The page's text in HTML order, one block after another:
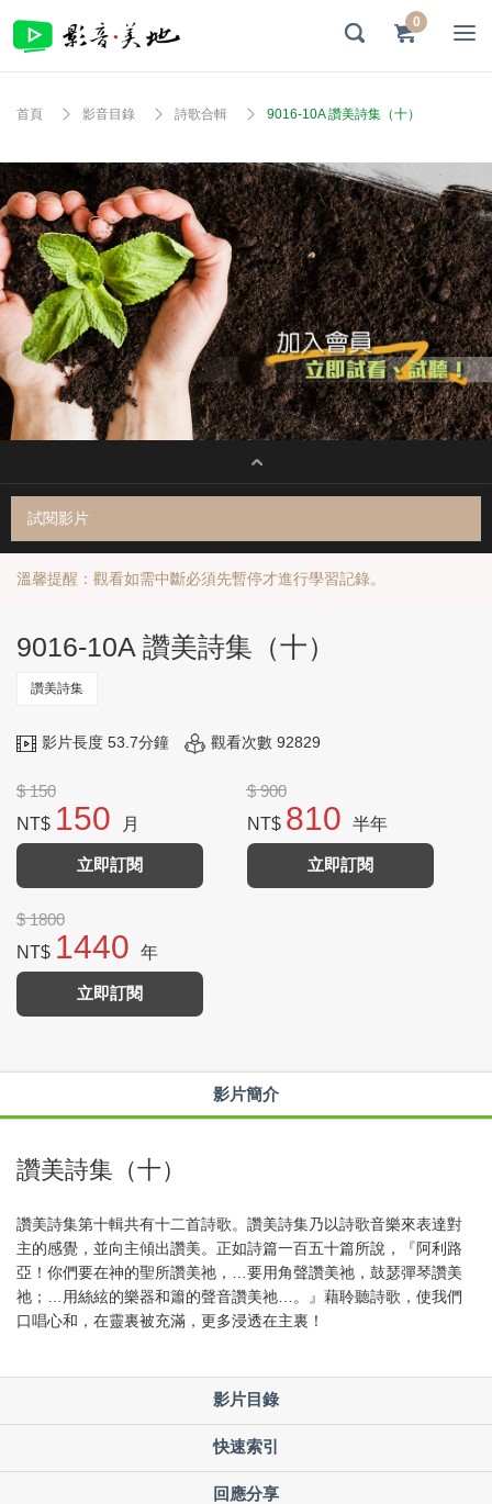
0
首頁 影音目錄 詩歌合輯 9016-10A 讚美詩集（十）
試閱影片
溫馨提醒：觀看如需中斷必須先暫停才進行學習記錄。
9016-10A 讚美詩集（十）
讚美詩集
影片長度 53.7分鐘 觀看次數 92829
$ 150
NT$ 150 月
立即訂閱
$ 900
NT$ 810 半年
立即訂閱
$ 1800
NT$ 1440 年
立即訂閱
影片簡介
讚美詩集（十）
讚美詩集第十輯共有十二首詩歌。讚美詩集乃以詩歌音樂來表達對
主的感覺，並向主傾出讚美。正如詩篇一百五十篇所說，『阿利路
亞！你們要在神的聖所讚美祂，…要用角聲讚美祂，鼓瑟彈琴讚美
祂；…用絲絃的樂器和簫的聲音讚美祂…。』藉聆聽詩歌，使我們
口唱心和，在靈裏被充滿，更多浸透在主裏！
影片目錄
快速索引
回應分享